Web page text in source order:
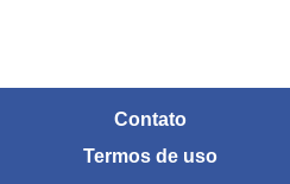
Contato
Termos de uso